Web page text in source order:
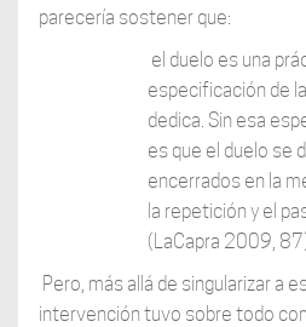
parecería sostener que:
el duelo es una
especificación de
dedica. Sin esa
es que el duelo se
encerrados en la
la repetición y el
(LaCapra 2009,
Pero, más allá de singularizar a
intervención tuvo sobre todo